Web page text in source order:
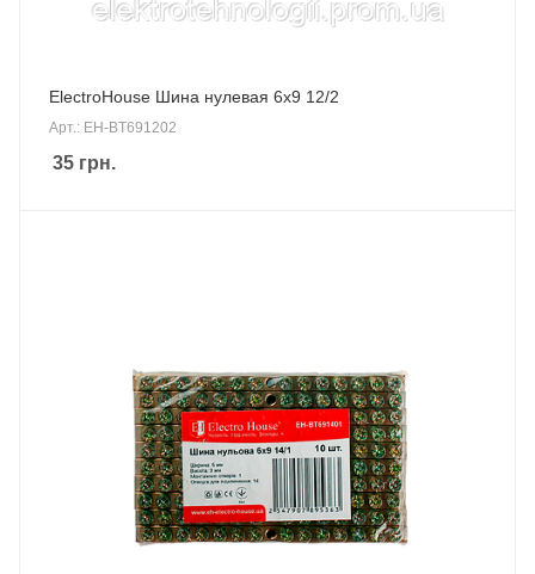
ElectroHouse Шина нулевая 6х9 12/2
Арт.: EH-BT691202
35 грн.